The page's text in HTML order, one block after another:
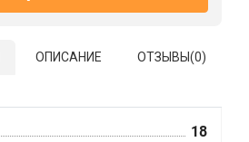
ОПИСАНИЕ ОТЗЫВЫ(0)
18